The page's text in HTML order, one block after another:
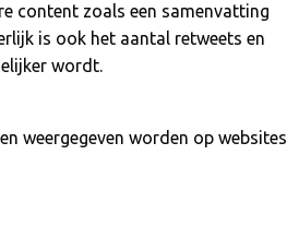
content zoals een samenvatting
is ook het aantal retweets en
wordt.
weergegeven worden op websites